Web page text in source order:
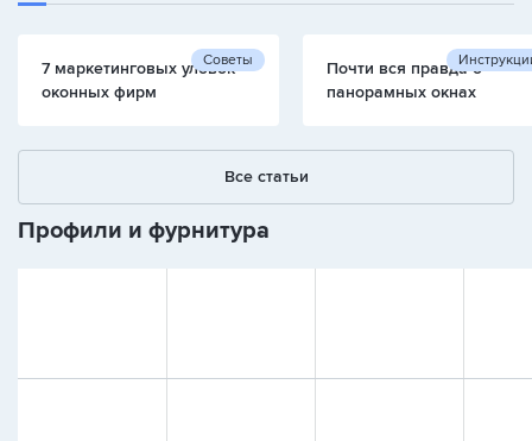
Советы
7 маркетинговых уловок
оконных фирм
Почти вся правда о
панорамных окнах
Все статьи
Профили и фурнитура